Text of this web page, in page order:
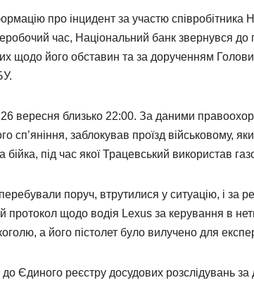
про інцидент за участю співробітника
час, Національний банк звернувся
щодо його обставин та за дорученням
26 вересня близько 22:00. За даними
сп’яніння, заблокував проїзд військовому,
бійка, під час якої Трацевський використав
перебували поруч, втрутилися у ситуацію, і за
протокол щодо водія Lexus за керування в
а його пістолет було вилучено для
Єдиного реєстру досудових розслідувань за